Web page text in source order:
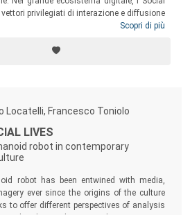
vettori privilegiati di interazione e diffusione
ha indagato la presenza, in termini di
in maniera circolare: i social sono
costante (updatism) della
Scopri di più
Locatelli, Francesco Toniolo
LIVES
robot in contemporary
robot has been entwined with media,
ever since the origins of the culture
to offer different perspectives of analysis